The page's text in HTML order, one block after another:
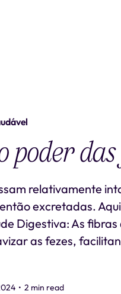
poder
relativamente
excretadas.
Digestiva: As
as fezes,
• 2 min read